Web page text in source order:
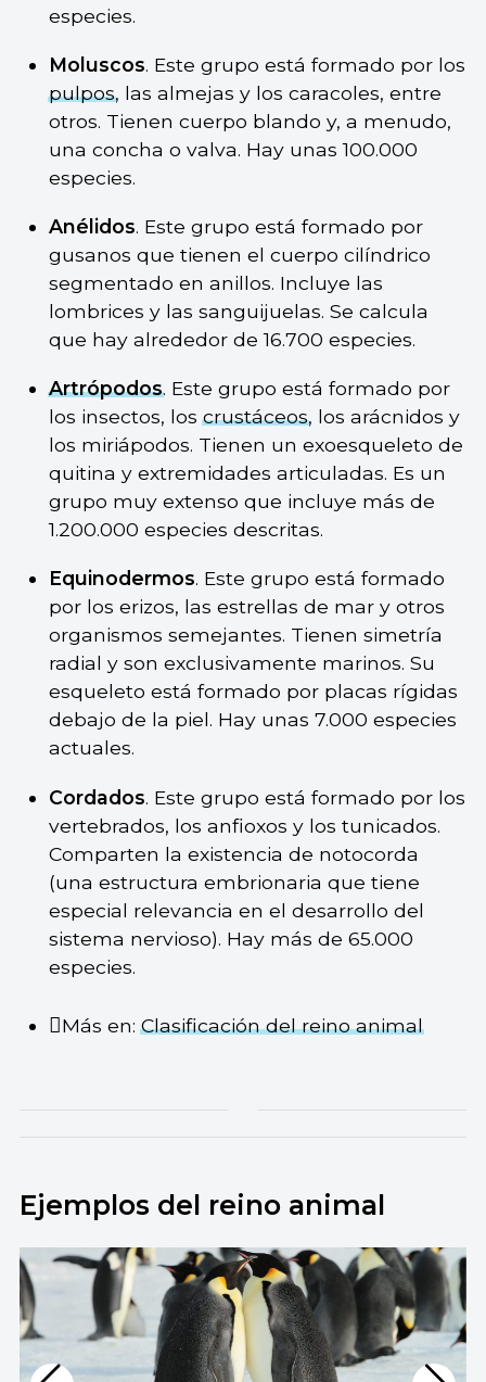
especies.
Moluscos. Este grupo está formado por los
pulpos, las almejas y los caracoles, entre
otros. Tienen cuerpo blando y, a menudo,
una concha o valva. Hay unas 100.000
especies.
Anélidos. Este grupo está formado por
gusanos que tienen el cuerpo cilíndrico
segmentado en anillos. Incluye las
lombrices y las sanguijuelas. Se calcula
que hay alrededor de 16.700 especies.
Artrópodos. Este grupo está formado por
los insectos, loscrustáceos, los arácnidos y
los miriápodos. Tienen un exoesqueleto de
quitina y extremidades articuladas. Es un
grupo muy extenso que incluye más de
1.200.000 especies descritas.
Equinodermos. Este grupo está formado
por los erizos, las estrellas de mar y otros
organismos semejantes. Tienen simetría
radial y son exclusivamente marinos. Su
esqueleto está formado por placas rígidas
debajo de la piel. Hay unas 7.000 especies
actuales.
Cordados. Este grupo está formado por los
vertebrados, los anfioxos y los tunicados.
Comparten la existencia de notocorda
(una estructura embrionaria que tiene
especial relevancia en el desarrollo del
sistema nervioso). Hay más de 65.000
especies.
Más en:Clasificación del reino animal
Ejemplos del reino animal